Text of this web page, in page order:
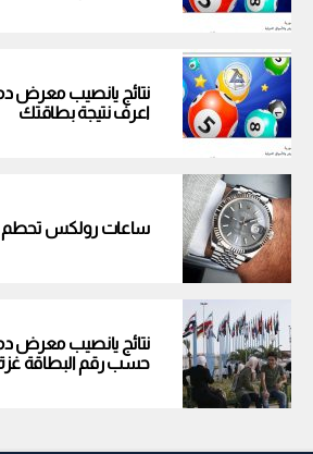
اعرف نتيجة بطاقتك
ساعات رولكس تحطم
حسب رقم البطاقة غزة